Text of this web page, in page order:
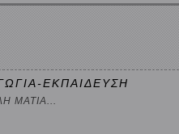
ΕΚΠΑΙΔΕΥΣΗ
ΜΑΤΙΑ...